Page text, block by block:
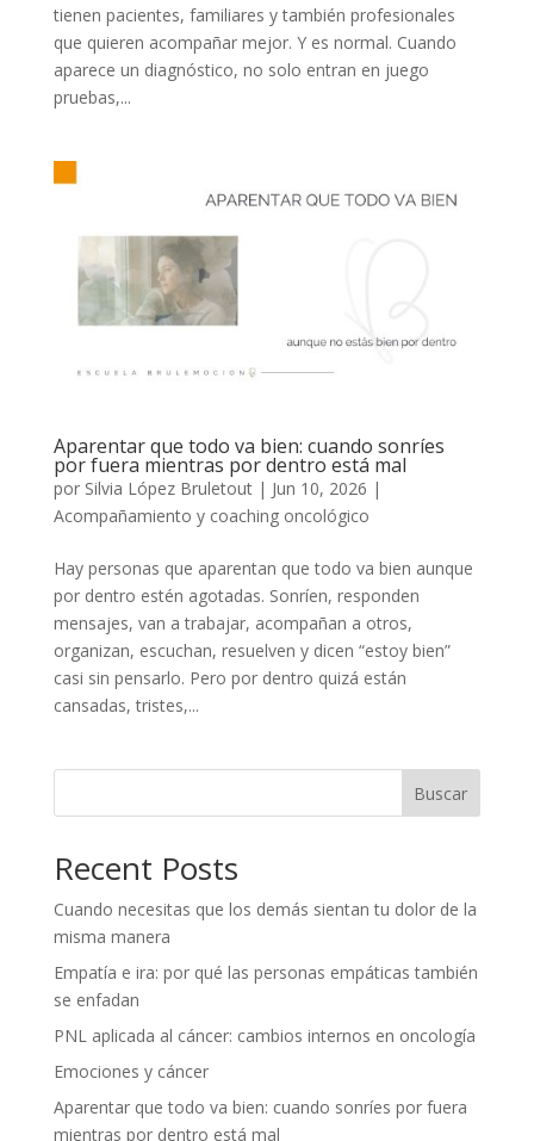
tienen pacientes, familiares y también profesionales
que quieren acompañar mejor. Y es normal. Cuando
aparece un diagnóstico, no solo entran en juego
pruebas,...
Aparentar que todo va bien: cuando sonríes
por fuera mientras por dentro está mal
por Silvia López Bruletout| Jun 10, 2026 |
Acompañamiento y coaching oncológico
Hay personas que aparentan que todo va bien aunque
por dentro estén agotadas. Sonríen, responden
mensajes, van a trabajar, acompañan a otros,
organizan, escuchan, resuelven y dicen “estoy bien”
casi sin pensarlo. Pero por dentro quizá están
cansadas, tristes,...
Buscar
Recent Posts
Cuando necesitas que los demás sientan tu dolor de la
misma manera
Empatía e ira: por qué las personas empáticas también
se enfadan
PNL aplicada al cáncer: cambios internos en oncología
Emociones y cáncer
Aparentar que todo va bien: cuando sonríes por fuera
mientras por dentro está mal